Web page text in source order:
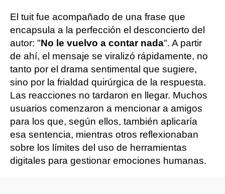
El tuit fue acompañado de una frase que
encapsula a la perfección el desconcierto del
autor: "No le vuelvo a contar nada". A partir
de ahí, el mensaje se viralizó rápidamente, no
tanto por el drama sentimental que sugiere,
sino por la frialdad quirúrgica de la respuesta.
Las reacciones no tardaron en llegar. Muchos
usuarios comenzaron a mencionar a amigos
para los que, según ellos, también aplicaría
esa sentencia, mientras otros reflexionaban
sobre los límites del uso de herramientas
digitales para gestionar emociones humanas.